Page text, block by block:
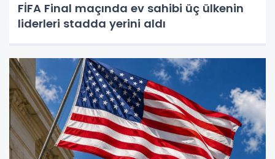
FİFA Final maçında ev sahibi üç ülkenin
liderleri stadda yerini aldı